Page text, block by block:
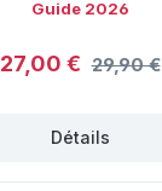
Guide 2026
27,00 € 29,90 €
Détails